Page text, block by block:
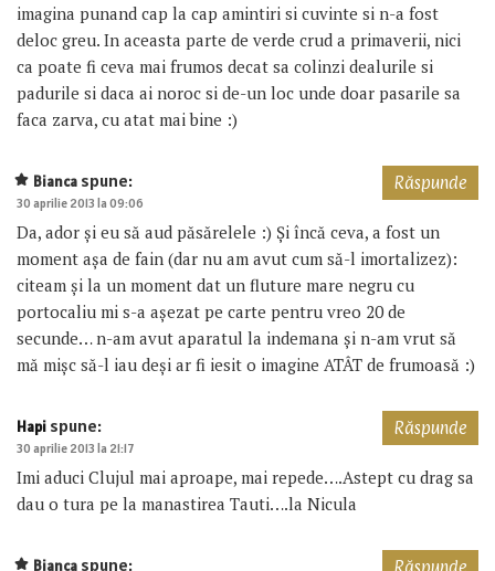
imagina punand cap la cap amintiri si cuvinte si n-a fost
deloc greu. In aceasta parte de verde crud a primaverii, nici
ca poate fi ceva mai frumos decat sa colinzi dealurile si
padurile si daca ai noroc si de-un loc unde doar pasarile sa
faca zarva, cu atat mai bine :)
Bianca spune:
30 aprilie 2013 la 09:06
Da, ador și eu să aud păsărelele :) Și încă ceva, a fost un
moment așa de fain (dar nu am avut cum să-l imortalizez):
citeam și la un moment dat un fluture mare negru cu
portocaliu mi s-a așezat pe carte pentru vreo 20 de
secunde… n-am avut aparatul la indemana și n-am vrut să
mă mișc să-l iau deși ar fi iesit o imagine ATÂT de frumoasă :)
Răspunde
Hapi spune:
30 aprilie 2013 la 21:17
Imi aduci Clujul mai aproape, mai repede….Astept cu drag sa
dau o tura pe la manastirea Tauti….la Nicula
Răspunde
Bianca spune: